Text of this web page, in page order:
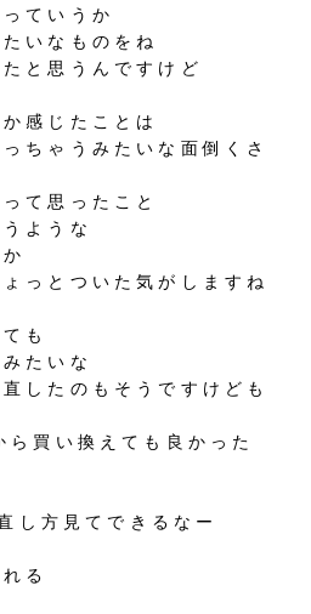
ていうか
いなものをね
と思うんですけど
感じたことは
ちゃうみたいな面倒くさ
て思ったこと
ような
っとついた気がしますね
も
たいな
したのもそうですけども
買い換えても良かった
し方見てできるなー
る